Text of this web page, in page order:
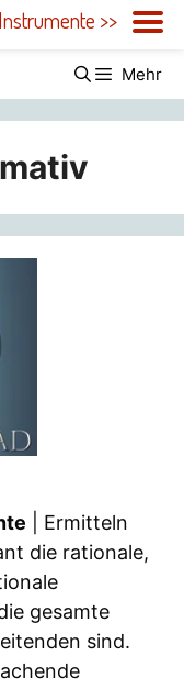
Mehr
| Ermitteln
die rationale,
gesamte
sind.
Instrumente >>